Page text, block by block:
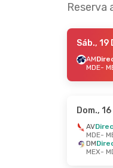
Reserva
Sáb., 19
AM
MDE-
Dom.,
AV
MDE-
DM
MEX-